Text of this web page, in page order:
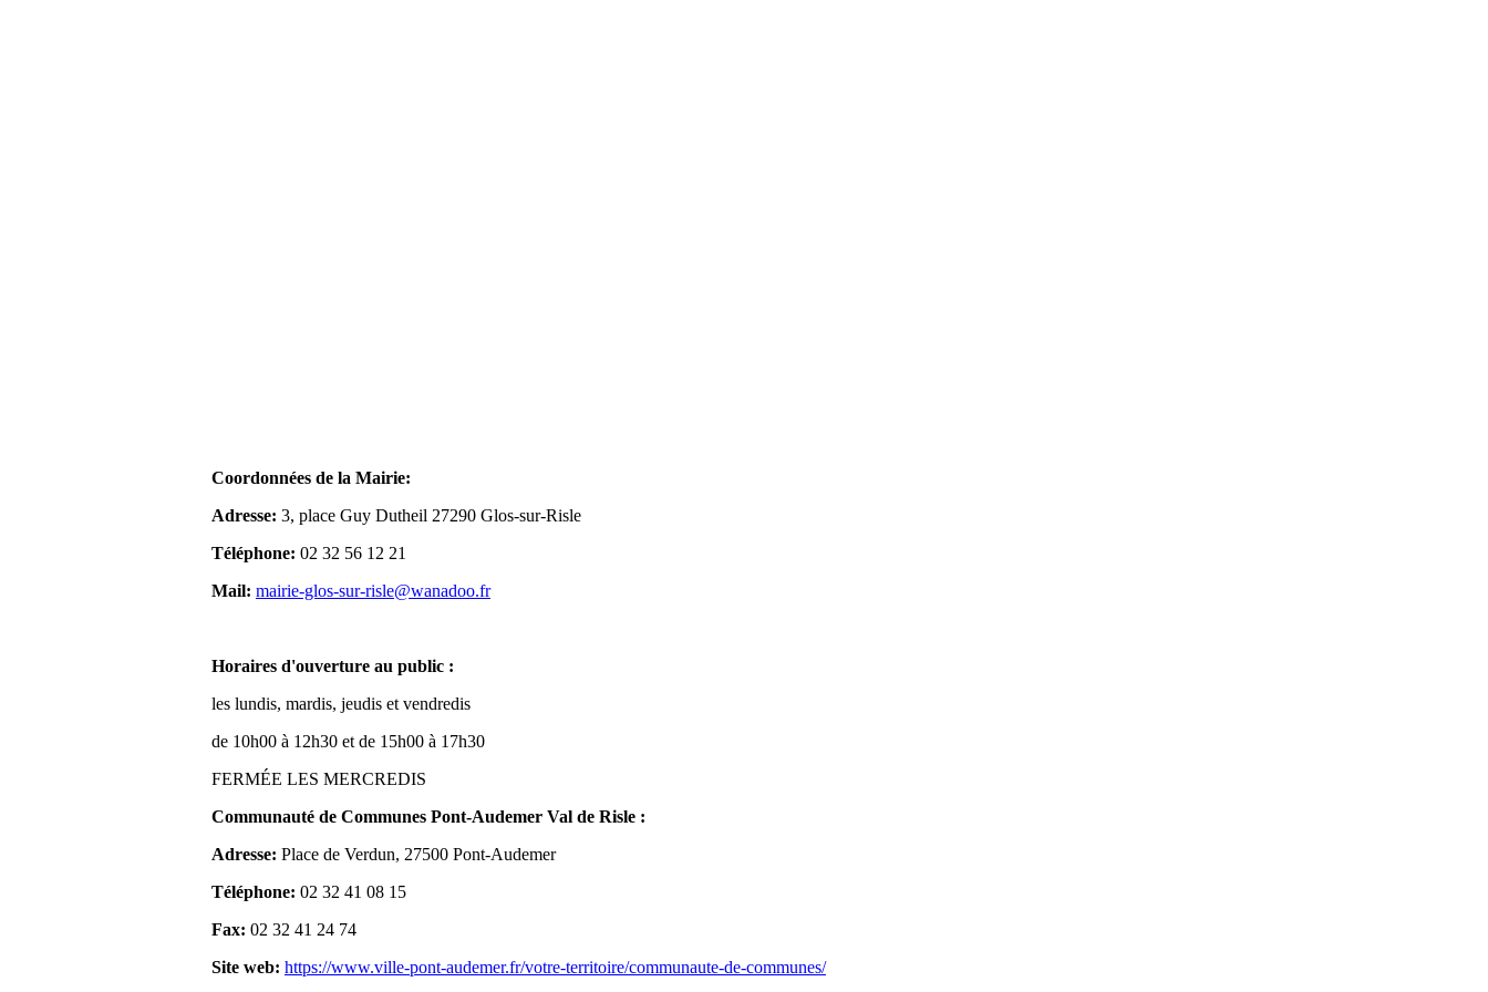
Coordonnées de la Mairie:
Adresse: 3, place Guy Dutheil 27290 Glos-sur-Risle
Téléphone: 02 32 56 12 21
Mail: mairie-glos-sur-risle@wanadoo.fr
Horaires d'ouverture au public :
les lundis, mardis, jeudis et vendredis
de 10h00 à 12h30 et de 15h00 à 17h30
FERMÉE LES MERCREDIS
Communauté de Communes Pont-Audemer Val de Risle :
Adresse: Place de Verdun, 27500 Pont-Audemer
Téléphone: 02 32 41 08 15
Fax: 02 32 41 24 74
Site web: https://www.ville-pont-audemer.fr/votre-territoire/communaute-de-communes/